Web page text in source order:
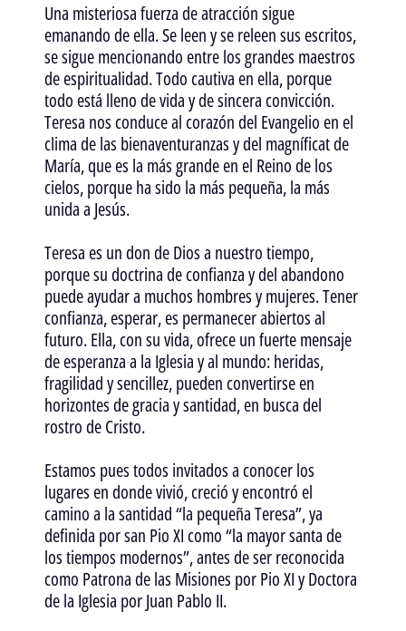
Una misteriosa fuerza de atracción sigue
emanando de ella. Se leen y se releen sus escritos,
se sigue mencionando entre los grandes maestros
de espiritualidad. Todo cautiva en ella, porque
todo está lleno de vida y de sincera convicción.
Teresa nos conduce al corazón del Evangelio en el
clima de las bienaventuranzas y del magníficat de
María, que es la más grande en el Reino de los
cielos, porque ha sido la más pequeña, la más
unida a Jesús.
Teresa es un don de Dios a nuestro tiempo,
porque su doctrina de confianza y del abandono
puede ayudar a muchos hombres y mujeres. Tener
confianza, esperar, es permanecer abiertos al
futuro. Ella, con su vida, ofrece un fuerte mensaje
de esperanza a la Iglesia y al mundo: heridas,
fragilidad y sencillez, pueden convertirse en
horizontes de gracia y santidad, en busca del
rostro de Cristo.
Estamos pues todos invitados a conocer los
lugares en donde vivió, creció y encontró el
camino a la santidad “la pequeña Teresa”, ya
definida por san Pio XI como “la mayor santa de
los tiempos modernos”, antes de ser reconocida
como Patrona de las Misiones por Pio XI y Doctora
de la Iglesia por Juan Pablo II.